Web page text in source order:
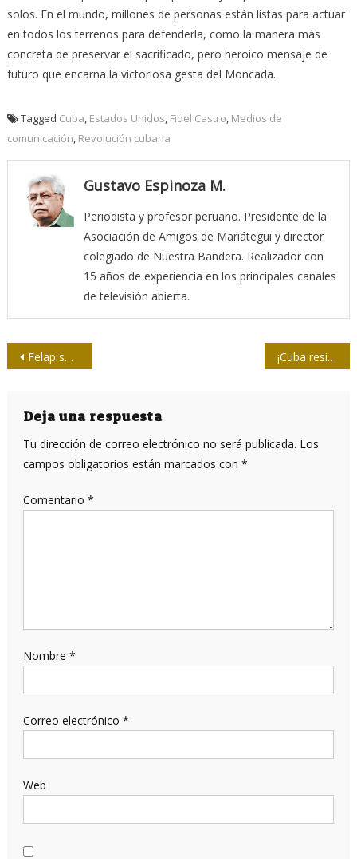
solos. En el mundo, millones de personas están listas para actuar
en todos los terrenos para defenderla, como la manera más
concreta de preservar el sacrificado, pero heroico mensaje de
futuro que encarna la victoriosa gesta del Moncada.
Tagged Cuba, Estados Unidos, Fidel Castro, Medios de
comunicación, Revolución cubana
Gustavo Espinoza M.
Periodista y profesor peruano. Presidente de la
Asociación de Amigos de Mariátegui y director
colegiado de Nuestra Bandera. Realizador con
15 años de experiencia en los principales canales
de televisión abierta.
Navegación
entradas
Felap solidaria con Cuba ante ataques de mercenarios de EE.UU. ¡Cuba resiste!
Deja una respuesta
Tu dirección de correo electrónico no será publicada. Los
campos obligatorios están marcados con *
Comentario *
Nombre *
Correo electrónico *
Web